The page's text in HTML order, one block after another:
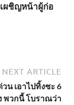
ผชิญหน้าผู้ก่อ
NEXT ARTICLE
น เอาไปทิ้งซะ 6
พวกนี้ โบราณว่า